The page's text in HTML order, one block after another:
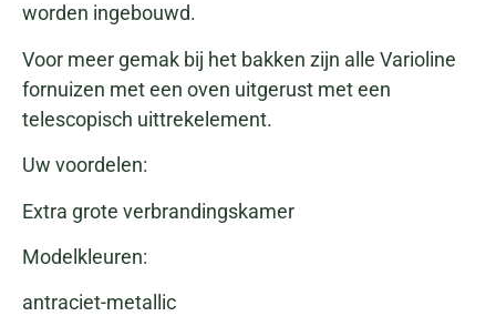
worden ingebouwd.
Voor meer gemak bij het bakken zijn alle Varioline
fornuizen met een oven uitgerust met een
telescopisch uittrekelement.
Uw voordelen:
Extra grote verbrandingskamer
Modelkleuren:
antraciet-metallic